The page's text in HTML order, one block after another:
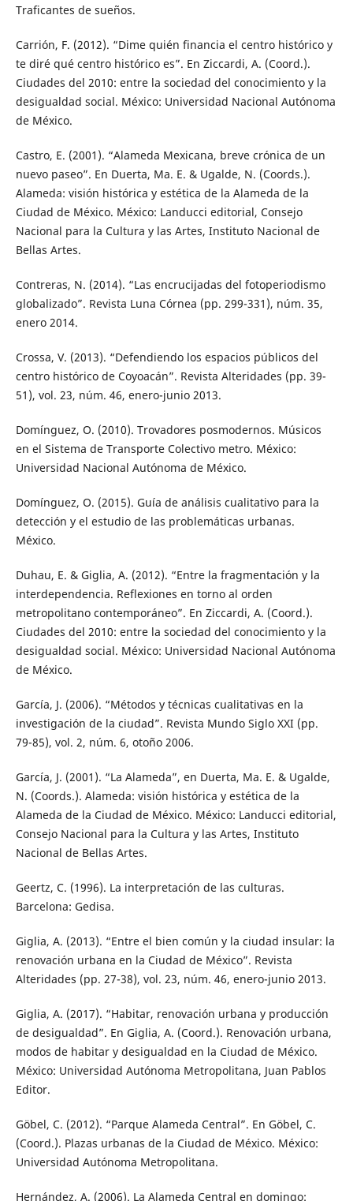
Traficantes de sueños.
Carrión, F. (2012). “Dime quién financia el centro histórico y
te diré qué centro histórico es”. En Ziccardi, A. (Coord.).
Ciudades del 2010: entre la sociedad del conocimiento y la
desigualdad social. México: Universidad Nacional Autónoma
de México.
Castro, E. (2001). “Alameda Mexicana, breve crónica de un
nuevo paseo”. En Duerta, Ma. E. & Ugalde, N. (Coords.).
Alameda: visión histórica y estética de la Alameda de la
Ciudad de México. México: Landucci editorial, Consejo
Nacional para la Cultura y las Artes, Instituto Nacional de
Bellas Artes.
Contreras, N. (2014). “Las encrucijadas del fotoperiodismo
globalizado”. Revista Luna Córnea (pp. 299-331), núm. 35,
enero 2014.
Crossa, V. (2013). “Defendiendo los espacios públicos del
centro histórico de Coyoacán”. Revista Alteridades (pp. 39-
51), vol. 23, núm. 46, enero-junio 2013.
Domínguez, O. (2010). Trovadores posmodernos. Músicos
en el Sistema de Transporte Colectivo metro. México:
Universidad Nacional Autónoma de México.
Domínguez, O. (2015). Guía de análisis cualitativo para la
detección y el estudio de las problemáticas urbanas.
México.
Duhau, E. & Giglia, A. (2012). “Entre la fragmentación y la
interdependencia. Reflexiones en torno al orden
metropolitano contemporáneo”. En Ziccardi, A. (Coord.).
Ciudades del 2010: entre la sociedad del conocimiento y la
desigualdad social. México: Universidad Nacional Autónoma
de México.
García, J. (2006). “Métodos y técnicas cualitativas en la
investigación de la ciudad”. Revista Mundo Siglo XXI (pp.
79-85), vol. 2, núm. 6, otoño 2006.
García, J. (2001). “La Alameda”, en Duerta, Ma. E. & Ugalde,
N. (Coords.). Alameda: visión histórica y estética de la
Alameda de la Ciudad de México. México: Landucci editorial,
Consejo Nacional para la Cultura y las Artes, Instituto
Nacional de Bellas Artes.
Geertz, C. (1996). La interpretación de las culturas.
Barcelona: Gedisa.
Giglia, A. (2013). “Entre el bien común y la ciudad insular: la
renovación urbana en la Ciudad de México”. Revista
Alteridades (pp. 27-38), vol. 23, núm. 46, enero-junio 2013.
Giglia, A. (2017). “Habitar, renovación urbana y producción
de desigualdad”. En Giglia, A. (Coord.). Renovación urbana,
modos de habitar y desigualdad en la Ciudad de México.
México: Universidad Autónoma Metropolitana, Juan Pablos
Editor.
Göbel, C. (2012). “Parque Alameda Central”. En Göbel, C.
(Coord.). Plazas urbanas de la Ciudad de México. México:
Universidad Autónoma Metropolitana.
Hernández, A. (2006). La Alameda Central en domingo: